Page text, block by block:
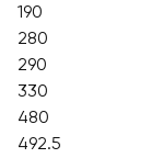
190
280
290
330
480
492.5